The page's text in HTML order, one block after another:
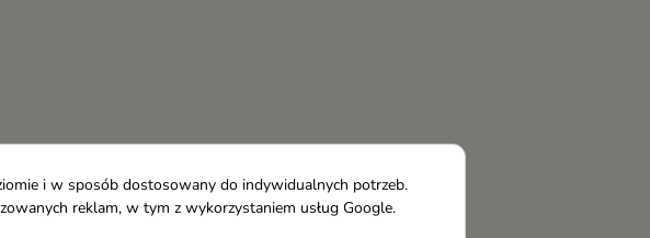
i w sposób dostosowany do indywidualnych potrzeb.
reklam, w tym z wykorzystaniem usług Google.